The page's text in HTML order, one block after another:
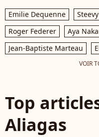
Emilie Dequenne
Roger Federer
Aya
Jean-Baptiste Marteau
VOIR
Top
Aliagas